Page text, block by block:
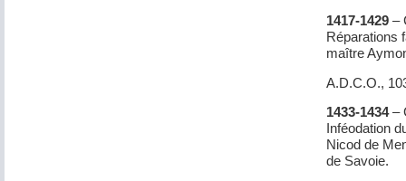
1417-1429 –
Réparations
maître
A.D.C.O.,
1433-1434–
Inféodation
Nicod de
de Savoie.